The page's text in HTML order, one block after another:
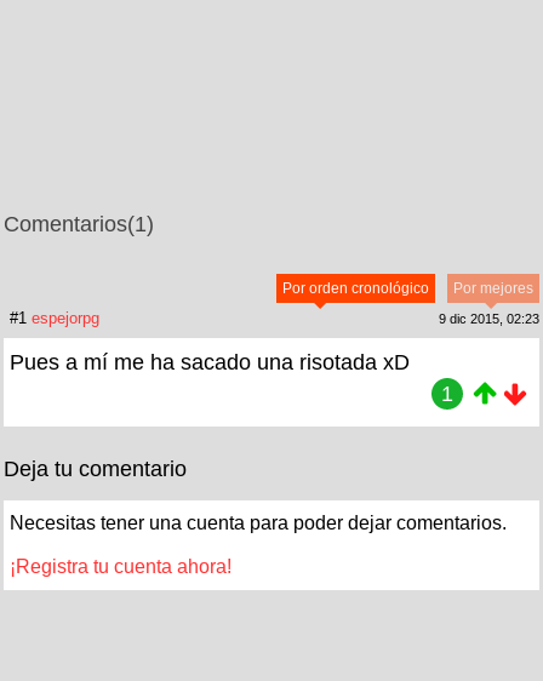
Comentarios(1)
Por mejores
Por orden cronológico
#1 espejorpg 9 dic 2015, 02:23
Pues a mí me ha sacado una risotada xD
1
Deja tu comentario
Necesitas tener una cuenta para poder dejar comentarios.
¡Registra tu cuenta ahora!